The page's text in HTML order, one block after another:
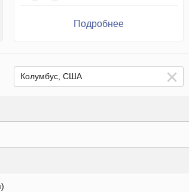
Подробнее